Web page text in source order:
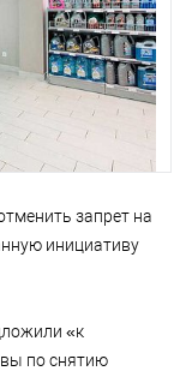
запрет на
инициативу
«к
по снятию